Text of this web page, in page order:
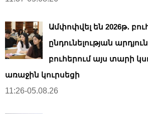
Ամփոփվել են 2026թ․
ընդունելության
բուհերում այս տարի
առաջին կուրսեցի
11:26-05.08.26